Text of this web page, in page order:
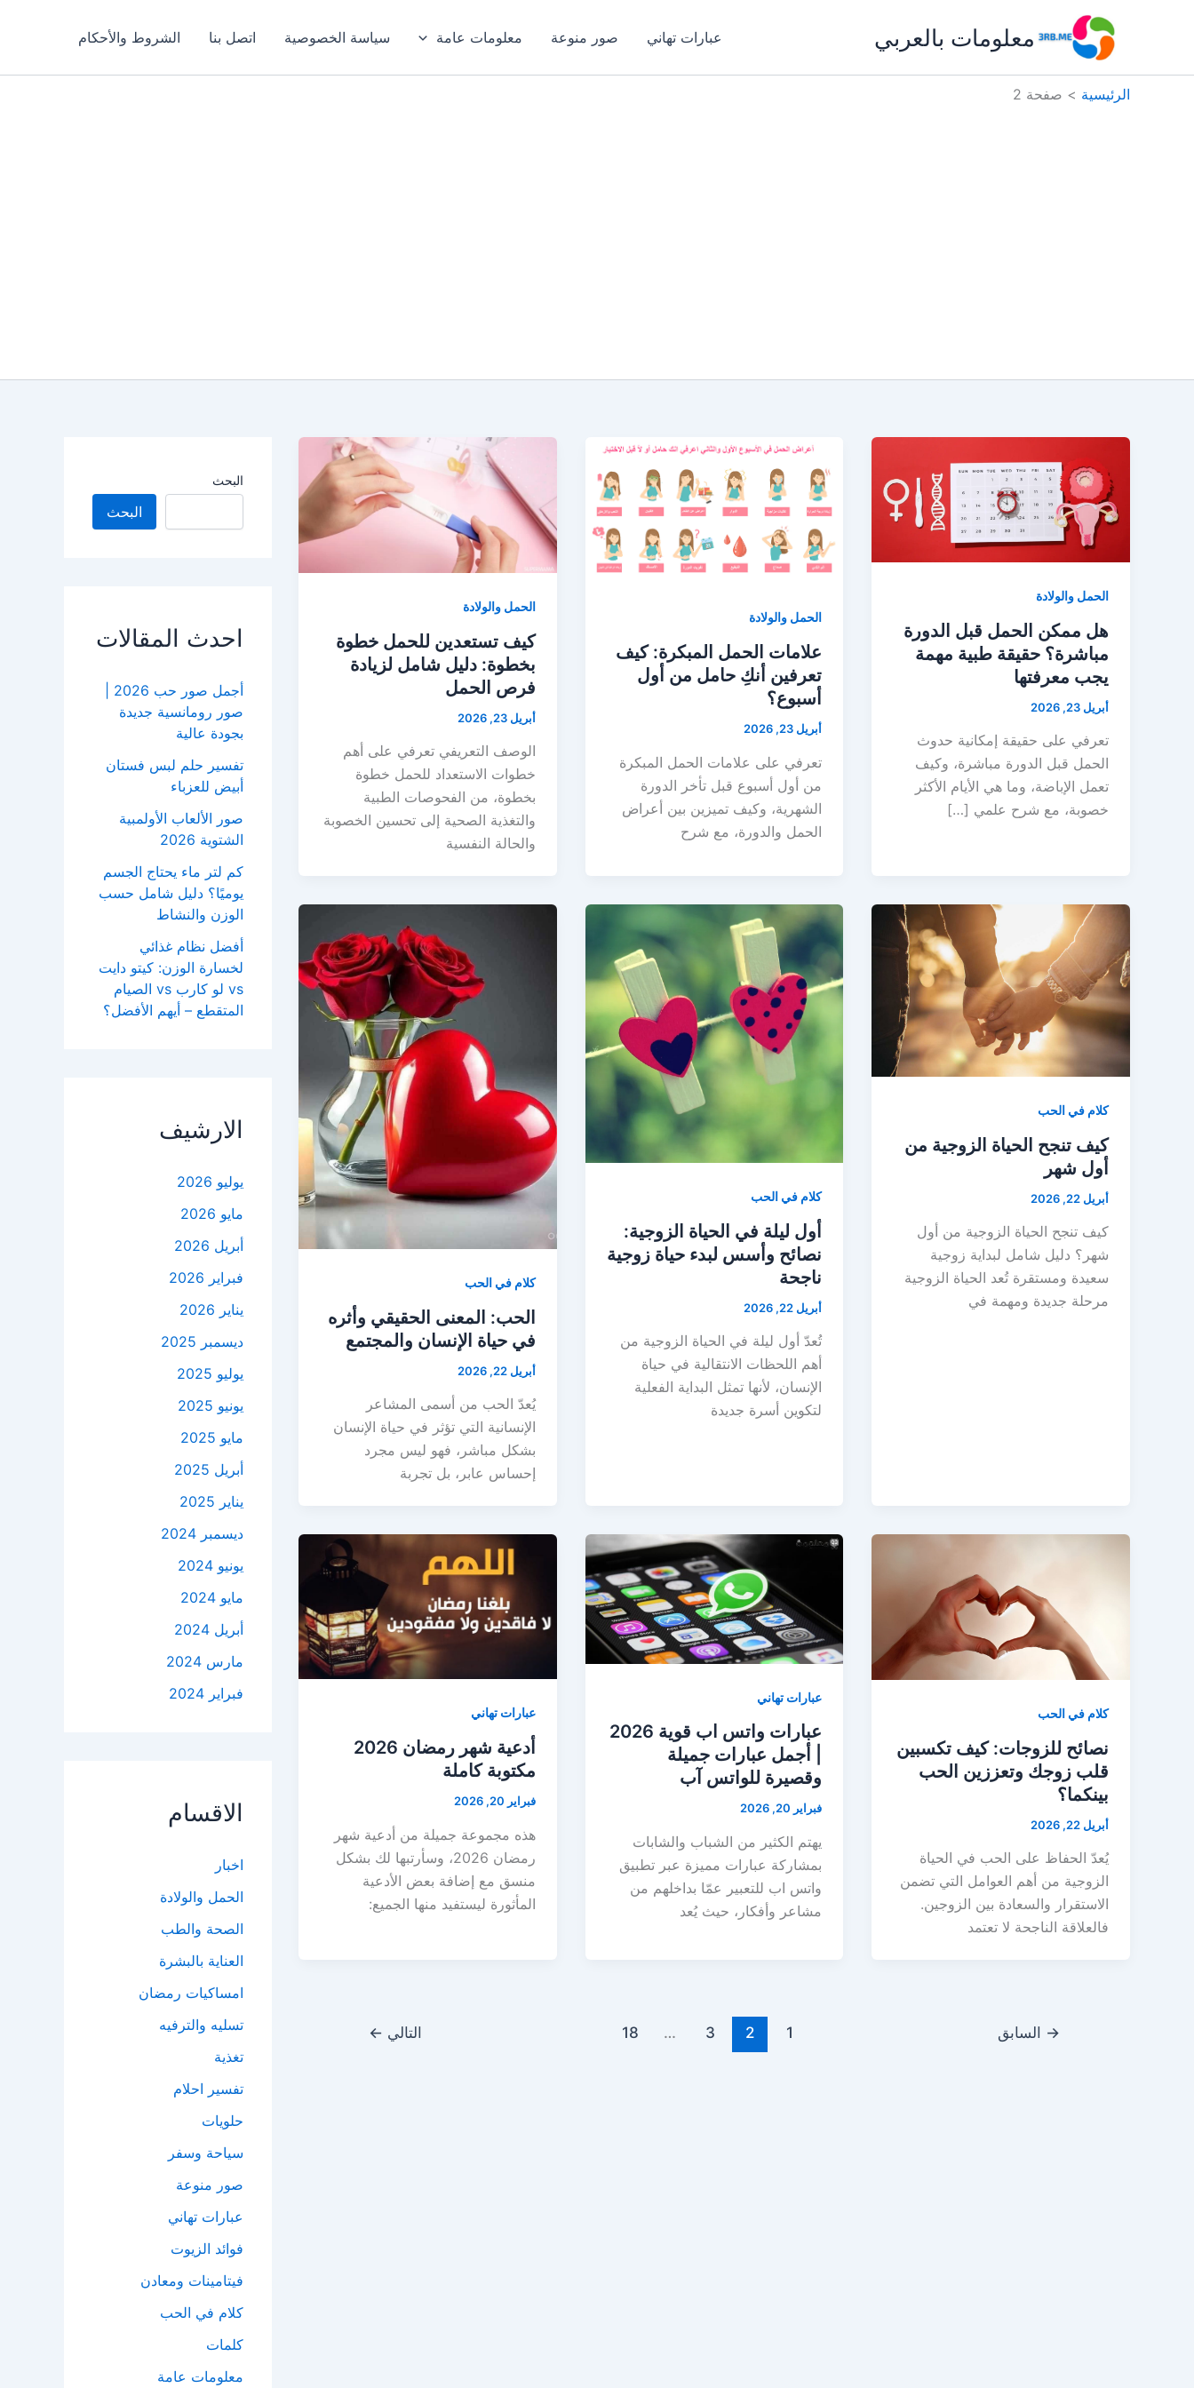
معلومات بالعربي عبارات تهاني صور منوعة معلومات عامة سياسة الخصوصية اتصل بنا الشروط والأحكام
الرئيسية صفحة 2
الحمل والولادة
هل ممكن الحمل قبل الدورة
مباشرة؟ حقيقة طبية مهمة
يجب معرفتها
أبريل 23, 2026
تعرفي على حقيقة إمكانية حدوث
الحمل قبل الدورة مباشرة، وكيف
تعمل الإباضة، وما هي الأيام الأكثر
خصوبة، مع شرح علمي […]
الحمل والولادة
علامات الحمل المبكرة: كيف
تعرفين أنكِ حامل من أول
أسبوع؟
أبريل 23, 2026
تعرفي على علامات الحمل المبكرة
من أول أسبوع قبل تأخر الدورة
الشهرية، وكيف تميزين بين أعراض
الحمل والدورة، مع شرح
الحمل والولادة
كيف تستعدين للحمل خطوة
بخطوة: دليل شامل لزيادة
فرص الحمل
أبريل 23, 2026
الوصف التعريفي تعرفي على أهم
خطوات الاستعداد للحمل خطوة
بخطوة، من الفحوصات الطبية
والتغذية الصحية إلى تحسين الخصوبة
والحالة النفسية
كلام في الحب
كيف تنجح الحياة الزوجية من
أول شهر
أبريل 22, 2026
كيف تنجح الحياة الزوجية من أول
شهر؟ دليل شامل لبداية زوجية
سعيدة ومستقرة تُعد الحياة الزوجية
مرحلة جديدة ومهمة في
كلام في الحب
أول ليلة في الحياة الزوجية:
نصائح وأسس لبدء حياة زوجية
ناجحة
أبريل 22, 2026
تُعدّ أول ليلة في الحياة الزوجية من
أهم اللحظات الانتقالية في حياة
الإنسان، لأنها تمثل البداية الفعلية
لتكوين أسرة جديدة
كلام في الحب
الحب: المعنى الحقيقي وأثره
في حياة الإنسان والمجتمع
أبريل 22, 2026
يُعدّ الحب من أسمى المشاعر
الإنسانية التي تؤثر في حياة الإنسان
بشكل مباشر، فهو ليس مجرد
إحساس عابر، بل تجربة
كلام في الحب
نصائح للزوجات: كيف تكسبين
قلب زوجك وتعززين الحب
بينكما؟
أبريل 22, 2026
يُعدّ الحفاظ على الحب في الحياة
الزوجية من أهم العوامل التي تضمن
الاستقرار والسعادة بين الزوجين.
فالعلاقة الناجحة لا تعتمد
عبارات تهاني
عبارات واتس اب قوية 2026
| أجمل عبارات جميلة
وقصيرة للواتس آب
فبراير 20, 2026
يهتم الكثير من الشباب والشابات
بمشاركة عبارات مميزة عبر تطبيق
واتس اب للتعبير عمّا بداخلهم من
مشاعر وأفكار، حيث يُعد
عبارات تهاني
أدعية شهر رمضان 2026
مكتوبة كاملة
فبراير 20, 2026
هذه مجموعة جميلة من أدعية شهر
رمضان 2026، وسأرتبها لك بشكل
منسق مع إضافة بعض الأدعية
المأثورة ليستفيد منها الجميع:
→ السابق 1
2
3
…
18 التالي ←
البحث
البحث
احدث المقالات
صور رومانسية جديدة
بجودة عالية
تفسير حلم لبس فستان
أبيض للعزباء
صور الألعاب الأولمبية
الشتوية 2026
كم لتر ماء يحتاج الجسم
يوميًا؟ دليل شامل حسب
الوزن والنشاط
أفضل نظام غذائي
لخسارة الوزن: كيتو دايت
vs لو كارب vs الصيام
المتقطع – أيهم الأفضل؟
الارشيف
يوليو 2026
مايو 2026
أبريل 2026
فبراير 2026
يناير 2026
ديسمبر 2025
يوليو 2025
يونيو 2025
مايو 2025
أبريل 2025
يناير 2025
ديسمبر 2024
يونيو 2024
مايو 2024
أبريل 2024
مارس 2024
فبراير 2024
الاقسام
اخبار
الحمل والولادة
الصحة والطب
العناية بالبشرة
امساكيات رمضان
تسليه والترفيه
تغذية
تفسير احلام
حلويات
سياحة وسفر
صور منوعة
عبارات تهاني
فوائد الزيوت
فيتامينات ومعادن
كلام في الحب
كلمات
معلومات عامة